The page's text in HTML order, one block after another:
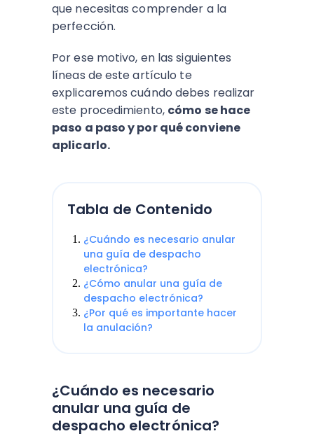
que necesitas comprender a la
perfección.
Por ese motivo, en las siguientes
líneas de este artículo te
explicaremos cuándo debes realizar
este procedimiento, cómo se hace
paso a paso y por qué conviene
aplicarlo.
Tabla de Contenido
¿Cuándo es necesario anular
una guía de despacho
electrónica?
¿Cómo anular una guía de
despacho electrónica?
¿Por qué es importante hacer
la anulación?
¿Cuándo es necesario
anular una guía de
despacho electrónica?